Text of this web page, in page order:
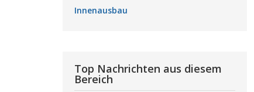
Innenausbau
Top Nachrichten aus diesem
Bereich